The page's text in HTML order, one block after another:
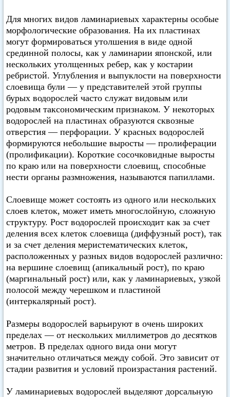
Для многих видов ламинариевых характерны особые
морфологические образования. На их пластинах
могут формироваться утолшения в виде одной
срединной полосы, как у ламинарии японской, или
нескольких утолщенных ребер, как у костарии
ребристой. Углубления и выпуклости на поверхности
слоевища були — у представителей этой группы
бурых водорослей часто служат видовым или
родовым таксономическим признаком. У некоторых
водорослей на пластинах образуются сквозные
отверстия — перфорации. У красных водорослей
формируются небольшие выросты — пролиферации
(пролификации). Короткие сосочковидные выросты
по краю или на поверхности слоевищ, способные
нести органы размножения, называются папиллами.
Слоевище может состоять из одного или нескольких
слоев клеток, может иметь многослойную, сложную
структуру. Рост водорослей происходит как за счет
деления всех клеток слоевища (диффузный рост), так
и за счет деления меристематических клеток,
расположенных у разных видов водорослей различно:
на вершине слоевищ (апикальный рост), по краю
(маргинальный рост) или, как у ламинариевых, узкой
полосой между черешком и пластиной
(интеркалярный рост).
Размеры водорослей варьируют в очень широких
пределах — от нескольких миллиметров до десятков
метров. В пределах одного вида они могут
значительно отличаться между собой. Это зависит от
стадии развития и условий произрастания растений.
У ламинариевых водорослей выделяют дорсальную